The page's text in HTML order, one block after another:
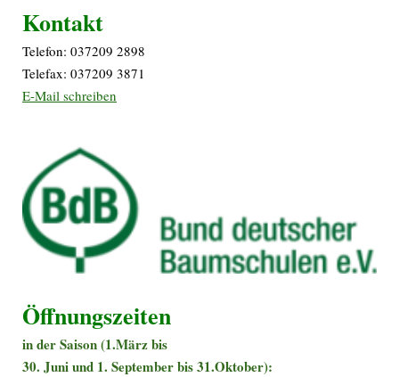
Kontakt
Telefon: 037209 2898
Telefax: 037209 3871
E-Mail schreiben
Öffnungszeiten
in der Saison (1.März bis
30. Juni und 1. September bis 31.Oktober):